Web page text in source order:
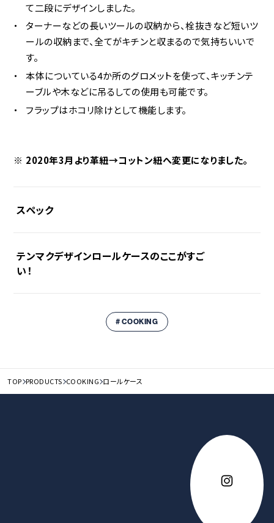
て二段にデザインしました。
ターナーなどの長いツールの収納から、栓抜きなど短いツ
ールの収納まで、全てがキチンと収まるので気持ちいいで
す。
本体についている4か所のグロメットを使って、キッチンテ
ーブルや木などに吊るしての使用も可能です。
フラップはホコリ除けとして機能します。
2020年3月より革紐→コットン紐へ変更になりました。
スペック
サイズ
[ロールケース L]
約240グラム
テンマクデザインロールケースのここがすご
い！
～ポケットの話～
り出しにくい。
後ろのポケットと前のポケットが半分ずれています。後ろに
収納した器具と器具の間が前のポケットになっているので収
納時の厚みが減るのと器具が取り出しやすい。
# COOKING
TOP PRODUCTS COOKING ロールケース